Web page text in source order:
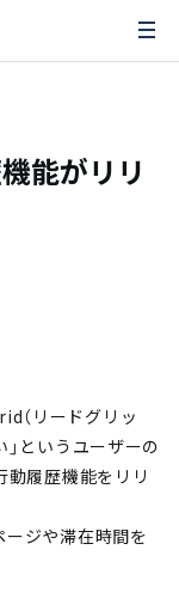
能がリリ
（リードグリッ
」というユーザーの
動履歴機能をリリ
ージや滞在時間を